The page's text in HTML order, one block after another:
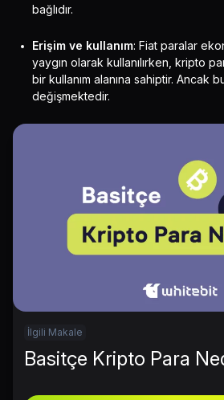
bağlıdır.
Erişim ve kullanım: Fiat paralar
yaygın olarak kullanılırken, kripto
bir kullanım alanına sahiptir. Ancak
değişmektedir.
İlgili Makale
Basitçe Kripto Para